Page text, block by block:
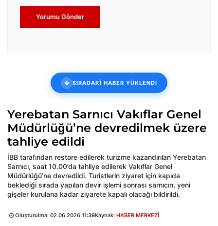
Yorumu Gönder
SIRADAKİ HABER YÜKLENDİ
Yerebatan Sarnıcı Vakıflar Genel
Müdürlüğü’ne devredilmek üzere
tahliye edildi
İBB tarafından restore edilerek turizme kazandırılan Yerebatan
Sarnıcı, saat 10.00’da tahliye edilerek Vakıflar Genel
Müdürlüğü’ne devredildi. Turistlerin ziyaret için kapıda
beklediği sırada yapılan devir işlemi sonrası sarnıcın, yeni
gişeler kurulana kadar ziyarete kapalı olacağı bildirildi.
Oluşturulma: 02.06.2026 11:39Kaynak: HABER MERKEZİ